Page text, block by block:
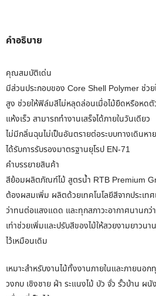
คำอธิบาย
คุณสมบัติเด่น
มีส่วนประกอบของ Core Shell Polymer ช่ว
สูง ช่วยให้ฟิล์มสีไม่หลุดล่อนเมื่อไม้ยืดหรือหดตั
แห้งเร็ว สามารถทำงานเสร็จได้ภายในวันเดียว
ไม่มีกลิ่นฉุนไม่เป็นอันตรายต่อระบบทางเดินหา
ได้รับการรับรองมาตรฐานยุโรป EN-71
คำบรรยายสินค้า
สีย้อมผลิตภัณฑ์ไม้ สูตรน้ำ RTB Premium
ต้องผสมเพิ่ม ผลิตด้วยเทคโนโลยีสีจากประเท
ว่าทนต่อแสงแดด และทุกสภาวะอากาศนานก
เท่าช่วยเพิ่มและปรับสีของไม้ให้สวยงามยาวน
ไว้เหมือนเดิม
เหมาะสำหรับงานไม้ทั้งงานภายในและภายนอก
วงกบ เชิงชาย ฝ่า ระแนงไม้ บัว จั่ว รั้วบ้าน ผ